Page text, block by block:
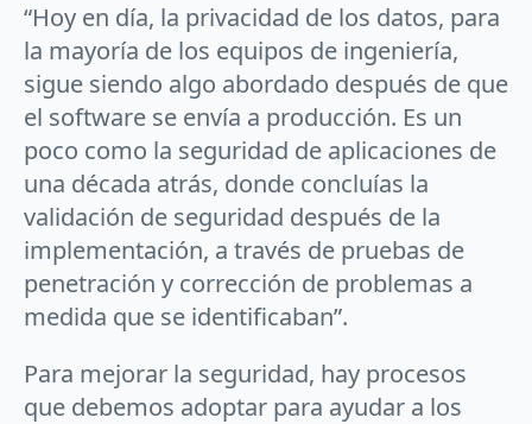
“Hoy en día, la privacidad de los datos, para
la mayoría de los equipos de ingeniería,
sigue siendo algo abordado después de que
el software se envía a producción. Es un
poco como la seguridad de aplicaciones de
una década atrás, donde concluías la
validación de seguridad después de la
implementación, a través de pruebas de
penetración y corrección de problemas a
medida que se identificaban”.
Para mejorar la seguridad, hay procesos
que debemos adoptar para ayudar a los